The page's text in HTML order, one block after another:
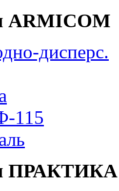
ARMICOM
дисперс.
115
ПРАКТИКА